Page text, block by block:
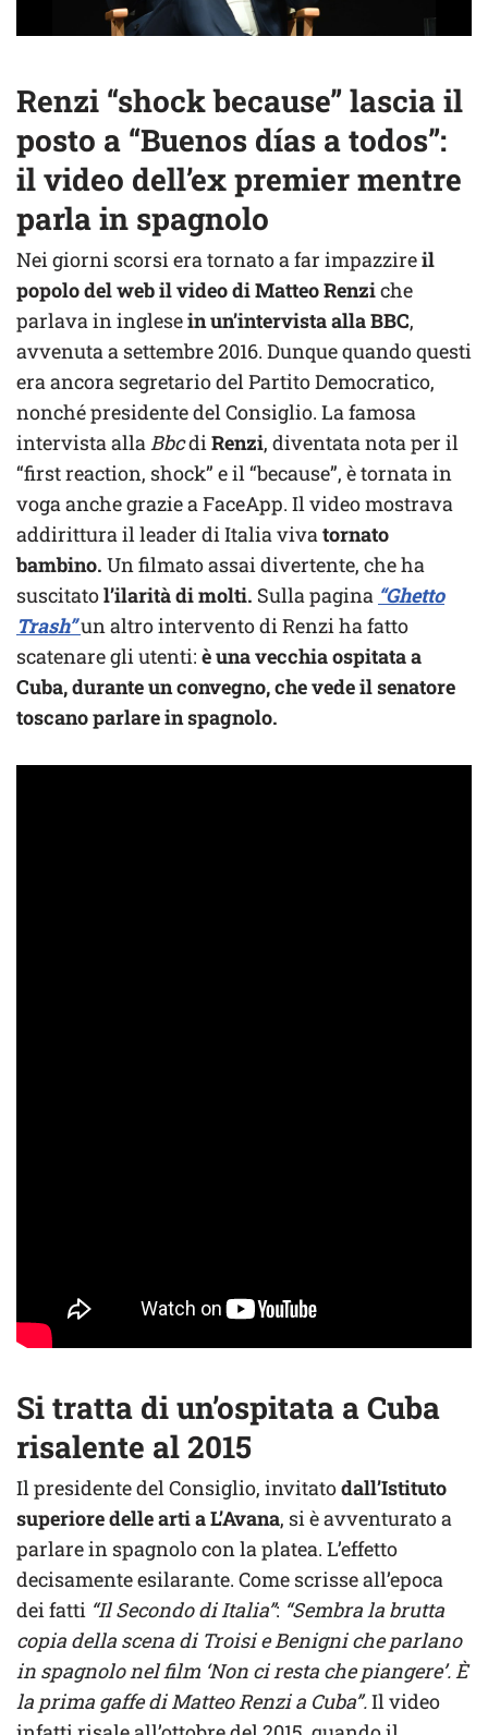
Renzi “shock because” lascia il
posto a “Buenos días a todos”:
il video dell’ex premier mentre
parla in spagnolo
Nei giorni scorsi era tornato a far impazzireil
popolo del web il video di Matteo Renziche
parlava in inglesein un’intervista alla BBC,
avvenuta a settembre 2016. Dunque quando questi
era ancora segretario del Partito Democratico,
nonché presidente del Consiglio. La famosa
intervista alla Bbcdi Renzi, diventata nota per il
“first reaction, shock” e il “because”, è tornata in
voga anche grazie a FaceApp. Il video mostrava
addirittura il leader di Italia viva tornato
bambino. Un filmato assai divertente, che ha
suscitatol’ilarità di molti. Sulla pagina “Ghetto
Trash”un altro intervento di Renzi ha fatto
scatenare gli utenti: è una vecchia ospitata a
Cuba, durante un convegno, che vede il senatore
toscano parlare in spagnolo.
Si tratta di un’ospitata a Cuba
risalente al 2015
Il presidente del Consiglio, invitatodall’Istituto
superiore delle arti a L’Avana, si è avventurato a
parlare in spagnolo con la platea. L’effetto
decisamente esilarante. Come scrisse all’epoca
dei fatti “Il Secondo di Italia”: “Sembra la brutta
copia della scena di Troisi e Benigni che parlano
in spagnolo nel film ‘Non ci resta che piangere’. È
la prima gaffe di Matteo Renzi a Cuba”.Il video